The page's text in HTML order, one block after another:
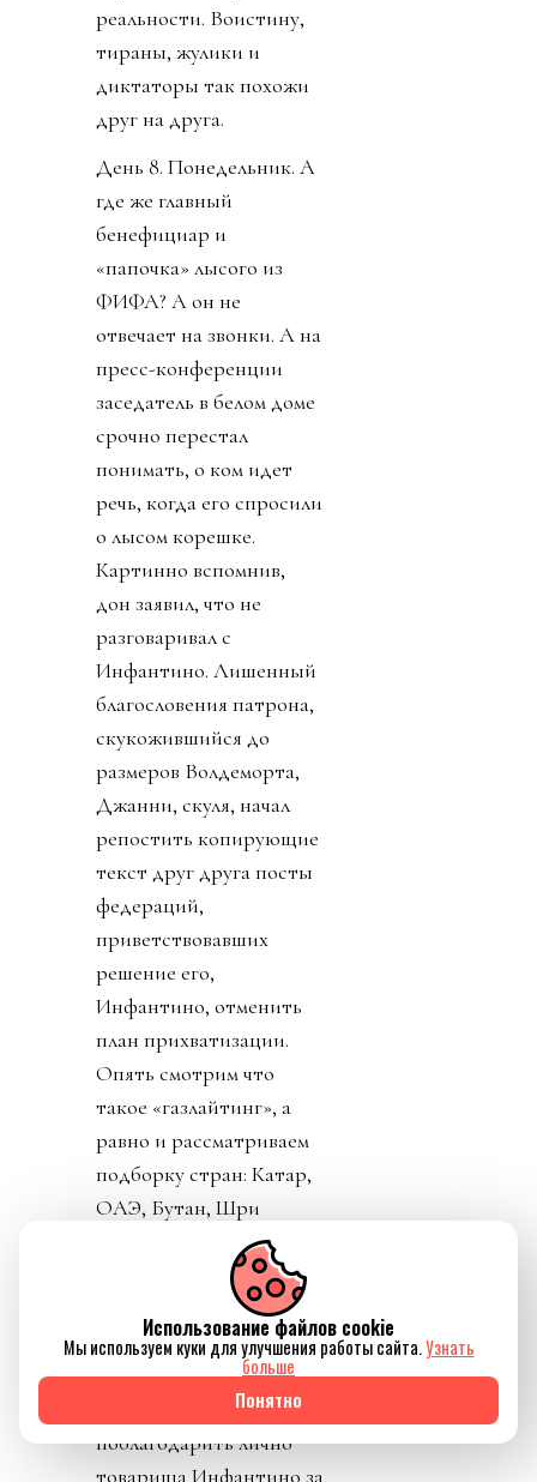
реальности. Воистину,
тираны, жулики и
диктаторы так похожи
друг на друга.
День 8. Понедельник. А
где же главный
бенефициар и
«папочка» лысого из
ФИФА? А он не
отвечает на звонки. А на
пресс-конференции
заседатель в белом доме
срочно перестал
понимать, о ком идет
речь, когда его спросили
о лысом корешке.
Картинно вспомнив,
дон заявил, что не
разговаривал с
Инфантино. Лишенный
благословения патрона,
скукожившийся до
размеров Волдеморта,
Джанни, скуля, начал
репостить копирующие
текст друг друга посты
федераций,
приветствовавших
решение его,
Инфантино, отменить
план прихватизации.
Опять смотрим что
такое «газлайтинг», а
равно и рассматриваем
подборку стран: Катар,
ОАЭ, Бутан, Шри
Ланка, Марокко.
Федерация футбола
Конго пришла тоже
уточнить, где за
поддержку Инфантино
им выдадут их взятку и
поблагодарить лично
товарища Инфантино за
Использование файлов cookie
Мы используем куки для улучшения работы сайта.Узнать
больше
Понятно